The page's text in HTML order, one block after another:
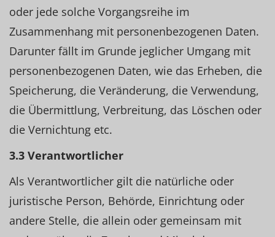
oder jede solche Vorgangsreihe im
Zusammenhang mit personenbezogenen Daten.
Darunter fällt im Grunde jeglicher Umgang mit
personenbezogenen Daten, wie das Erheben, die
Speicherung, die Veränderung, die Verwendung,
die Übermittlung, Verbreitung, das Löschen oder
die Vernichtung etc.
3.3 Verantwortlicher
Als Verantwortlicher gilt die natürliche oder
juristische Person, Behörde, Einrichtung oder
andere Stelle, die allein oder gemeinsam mit